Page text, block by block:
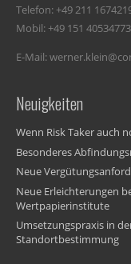
Telefon: +49 211
Mobil: +49 151 40534773
E-Mail:
Neuigkeiten
Wenn Risk Taker auch
Besonderes
Neue
Neue Erleichterungen
Wertpapierinstitute
Umsetzungspraxis in
Standortbestimmung